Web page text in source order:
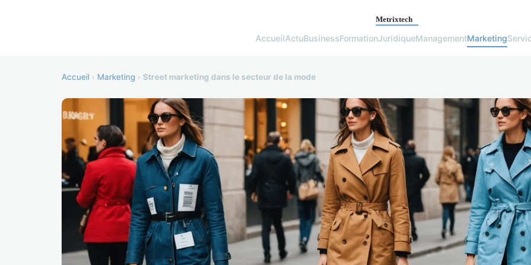
AccueilActuBusinessFormationJuridiqueManagementMarketing
Accueil › Marketing › Street marketing dans le secteur de la mode